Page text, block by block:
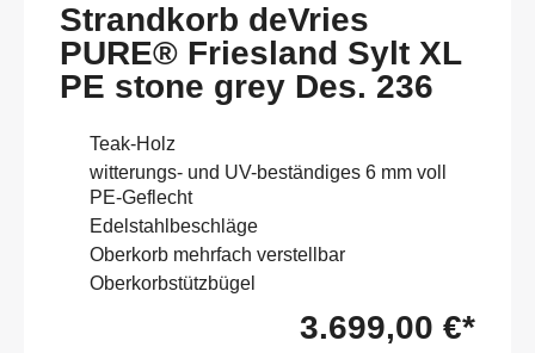
Strandkorb deVries
PURE® Friesland Sylt XL
PE stone grey Des. 236
Teak-Holz
witterungs- und UV-beständiges 6 mm voll
PE-Geflecht
Edelstahlbeschläge
Oberkorb mehrfach verstellbar
Oberkorbstützbügel
3.699,00 €*